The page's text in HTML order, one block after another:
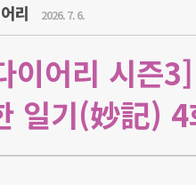
리 2026. 7. 6.
이어리 시즌
일기(妙記)